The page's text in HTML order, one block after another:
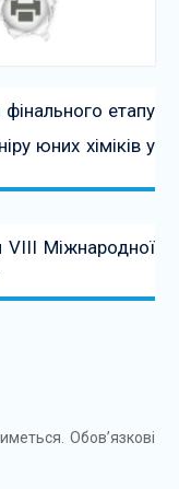
етапу
юних хіміків у
VIII Міжнародної
Обов’язкові